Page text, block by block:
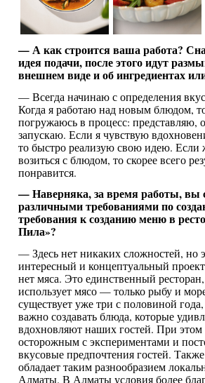
— А как строится ваша работа?
идея подачи, после этого идут
внешнем виде и об ингредиентах
— Всегда начинаю с определения
Когда я работаю над новым блюдом,
погружаюсь в процесс: представляю,
запускаю. Если я чувствую
то быстро реализую свою идею. Если
возиться с блюдом, то скорее всего
понравится.
— Наверняка, за время работы, вы
различными требованиями по
требования к созданию меню в
Пила»?
— Здесь нет никаких сложностей, но
интересный и концептуальный
нет мяса. Это единственный
использует мясо — только рыбу и
существует уже три с половиной
важно создавать блюда, которые
вдохновляют наших гостей. При этом
осторожным с экспериментами и
вкусовые предпочтения гостей.
обладает таким разнообразием
Алматы. В Алматы условия более